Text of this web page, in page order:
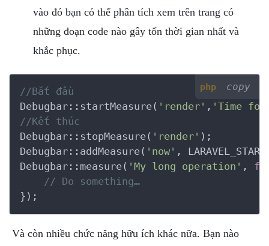
vào đó bạn có thể phân tích xem trên trang có
những đoạn code nào gây tốn thời gian nhất và
khắc phục.
php copy
//Bắt đầu
Debugbar::startMeasure( 'render' , 'Time
//Kết thúc
Debugbar::stopMeasure( 'render' );
Debugbar::addMeasure( 'now' ,
Debugbar::measure( 'My long operation' ,
// Do something…
});
Và còn nhiều chức năng hữu ích khác nữa. Bạn nào